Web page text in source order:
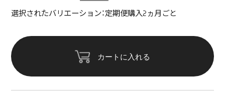
選択されたバリエーション：定期便購入2ヵ月ごと
カートに入れる